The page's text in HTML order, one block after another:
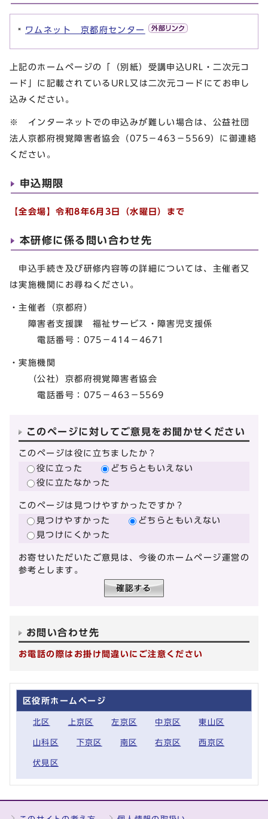
ワムネット 京都府センター
上記のホームページの「（別紙）受講申込URL・二次元コ
ード」に記載されているURL又は二次元コードにてお申し
込みください。
※ インターネットでの申込みが難しい場合は、公益社団
法人京都府視覚障害者協会（075－463－5569）に御連絡
ください。
申込期限
【全会場】令和8年6月3日（水曜日）まで
本研修に係る問い合わせ先
申込手続き及び研修内容等の詳細については、主催者又
は実施機関にお尋ねください。
・主催者（京都府）
障害者支援課 福祉サービス・障害児支援係
電話番号：075－414－4671
・実施機関
（公社）京都府視覚障害者協会
電話番号：075－463－5569
このページに対してご意見をお聞かせください
このページは役に立ちましたか？
役に立った
どちらともいえない
役に立たなかった
このページは見つけやすかったですか？
見つけやすかった
どちらともいえない
見つけにくかった
お寄せいただいたご意見は、今後のホームページ運営の
参考とします。
お問い合わせ先
お電話の際はお掛け間違いにご注意ください
区役所ホームページ
北区 上京区 左京区 中京区 東山区
山科区 下京区 南区 右京区 西京区
伏見区